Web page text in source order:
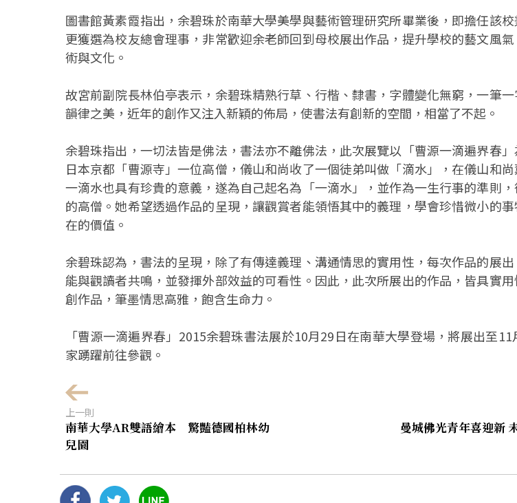
圖書館黃素霞指出，余碧珠於南華大學美學與藝術管理研究所畢業後，即擔任該
更獲選為校友總會理事，非常歡迎余老師回到母校展出作品，提升學校的藝文風
術與文化。
故宮前副院長林伯亭表示，余碧珠精熟行草、行楷、隸書，字體變化無窮，一筆
韻律之美，近年的創作又注入新穎的佈局，使書法有創新的空間，相當了不起。
余碧珠指出，一切法皆是佛法，書法亦不離佛法，此次展覽以「曹源一滴遍界春
日本京都「曹源寺」一位高僧，儀山和尚收了一個徒弟叫做「滴水」，在儀山和
一滴水也具有珍貴的意義，遂為自己起名為「一滴水」，並作為一生行事的準則
的高僧。她希望透過作品的呈現，讓觀賞者能領悟其中的義理，學會珍惜微小的
在的價值。
余碧珠認為，書法的呈現，除了有傳達義理、溝通情思的實用性，每次作品的展
能與觀讀者共鳴，並發揮外部效益的可看性。因此，此次所展出的作品，皆具實
創作品，筆墨情思高雅，飽含生命力。
「曹源一滴遍界春」2015余碧珠書法展於10月29日在南華大學登場，將展出至
家踴躍前往參觀。
上一則
南華大學AR雙語繪本 驚豔德國柏林幼
兒園
曼城佛光青年喜迎新